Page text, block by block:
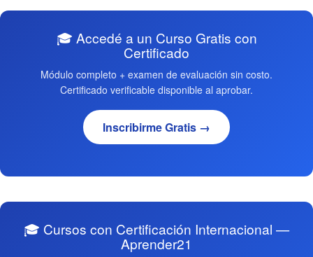
🎓 Accedé a un Curso Gratis con
Certificado
Módulo completo + examen de evaluación sin costo.
Certificado verificable disponible al aprobar.
Inscribirme Gratis →
🎓 Cursos con Certificación Internacional —
Aprender21